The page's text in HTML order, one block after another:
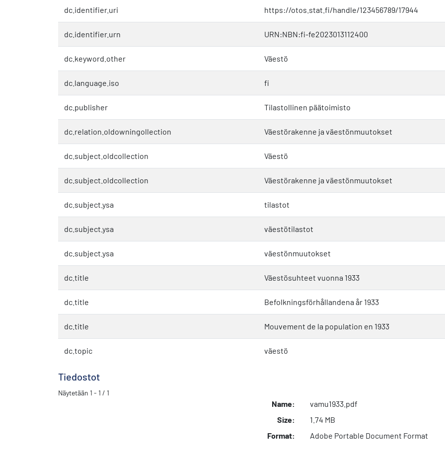
dc.identifier.uri https://otos.stat.fi/handle/123456789/17944
dc.identifier.urn URN:NBN:fi-fe2023013112400
dc.keyword.other Väestö
dc.language.iso fi
dc.publisher Tilastollinen päätoimisto
dc.relation.oldowningollection Väestörakenne ja väestönmuutokset
dc.subject.oldcollection Väestö
dc.subject.oldcollection Väestörakenne ja väestönmuutokset
dc.subject.ysa tilastot
dc.subject.ysa väestötilastot
dc.subject.ysa väestönmuutokset
dc.title Väestösuhteet vuonna 1933
dc.title Befolkningsförhållandena år 1933
dc.title Mouvement de la population en 1933
dc.topic väestö
Tiedostot
Näytetään 1 - 1 / 1
Name:
vamu1933.pdf
Size:
1.74 MB
Format:
Adobe Portable Document Format